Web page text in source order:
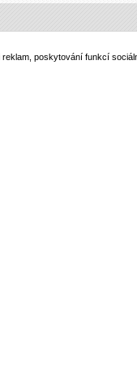
poskytování funkcí